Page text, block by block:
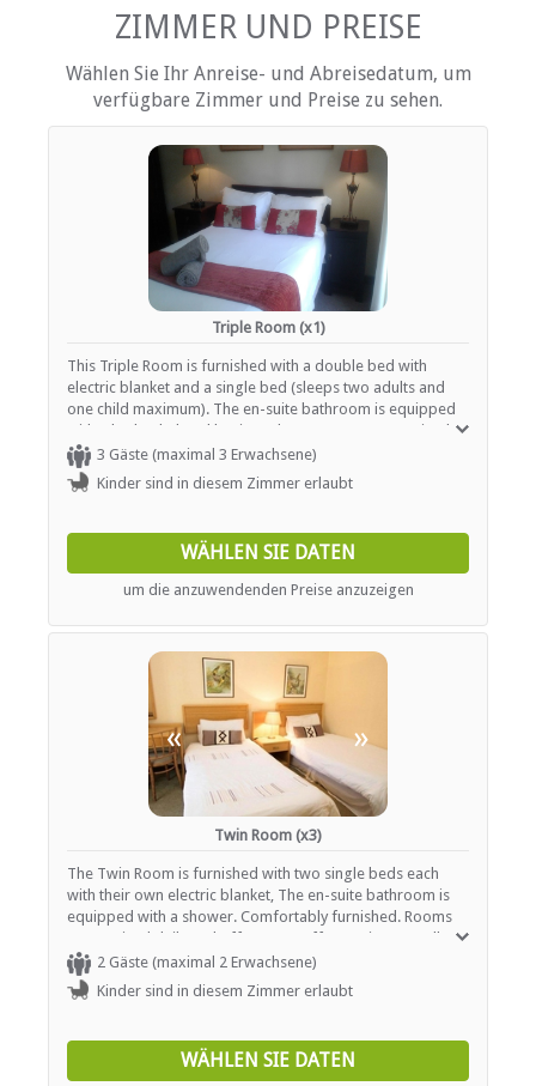
Küche (komplett ausgestattet)
Terrasse / Veranda / Balkon
Tee- und Kaffeekocher
Fernsehen (nur SABC, eTV)
Fernsehen (mit M-Net)
Fußbodenheizung
EINRICHTUNGEN AUF DEM GELÄNDE
Kinderfreundlich (alle Altersgruppen)
Garten(e)
Wäscheservice
Haustiere erlaubt (nach Absprache)
Rauchen: Nicht drinnen
Schwimmbad
ESSEN UND TRINKEN
Bar (voll lizenziert)
Bar (ehrlichkeit)
Kostenloser Tee / Kaffee
Restaurant / Esszimmer
INTERNET
Kostenloses Wi-Fi
ZIMMER UND PREISE
Wählen Sie Ihr Anreise- und Abreisedatum, um
verfügbare Zimmer und Preise zu sehen.
Triple Room (x1)
This Triple Room is furnished with a double bed with
electric blanket and a single bed (sleeps two adults and
one child maximum). The en-suite bathroom is equipped
with a bath tub, hand basin and WC. Rooms are serviced
daily and offer tea / coffee station as well as heaters or
fireplaces.
3 Gäste (maximal 3 Erwachsene)
Kinder sind in diesem Zimmer erlaubt
WÄHLEN SIE DATEN
um die anzuwendenden Preise anzuzeigen
« »
Twin Room (x3)
The Twin Room is furnished with two single beds each
with their own electric blanket, The en-suite bathroom is
equipped with a shower. Comfortably furnished. Rooms
are serviced daily and offer tea / coffee station as well as
heaters or fireplaces.
2 Gäste (maximal 2 Erwachsene)
Kinder sind in diesem Zimmer erlaubt
WÄHLEN SIE DATEN